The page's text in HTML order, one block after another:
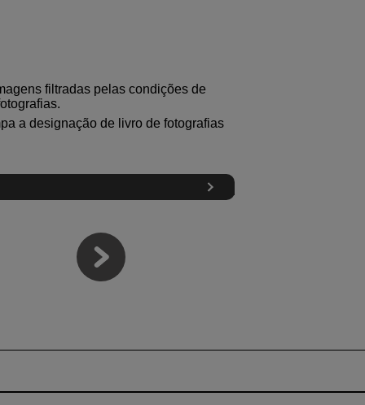
filtradas pelas condições de
a designação de livro de fotografias